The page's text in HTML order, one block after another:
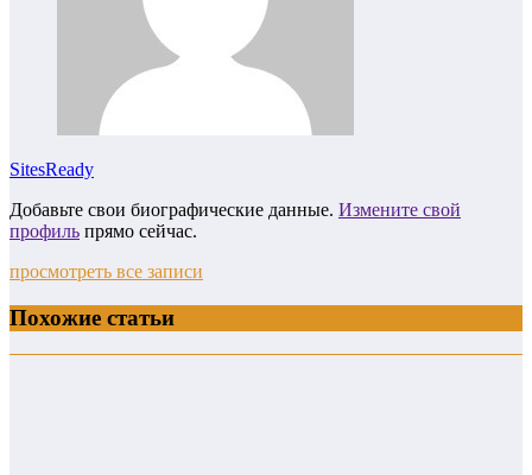
SitesReady
Добавьте свои биографические данные. Измените свой
профиль прямо сейчас.
просмотреть все записи
Похожие статьи